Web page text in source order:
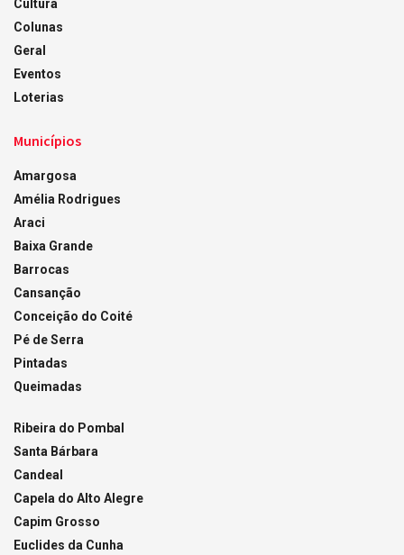
Cultura
Colunas
Geral
Eventos
Loterias
Municípios
Amargosa
Amélia Rodrigues
Araci
Baixa Grande
Barrocas
Cansanção
Conceição do Coité
Pé de Serra
Pintadas
Queimadas
Ribeira do Pombal
Santa Bárbara
Candeal
Capela do Alto Alegre
Capim Grosso
Euclides da Cunha